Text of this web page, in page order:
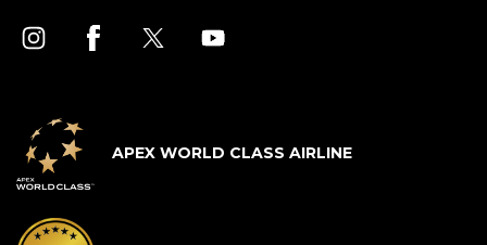
APEX WORLD CLASS AIRLINE